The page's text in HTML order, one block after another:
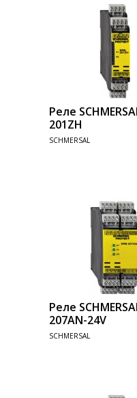
Реле
201ZH
SCHMERSAL
Реле
207AN-24V
SCHMERSAL